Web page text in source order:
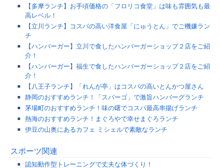
【多摩ランチ】お手頃価格の「フロリコ食堂」は味も雰囲気も最
高レベル！
【立川ランチ】コスパの高い洋食屋「にゅうとん」でご機嫌ラン
チ
【ハンバーガー】立川で食したハンバーガーショップ２店をご紹
介！
【ハンバーガー】福生で食したハンバーガーショップ２店をご紹
介！
【八王子ランチ】「れんが亭」はコスパの高いとんかつ屋さん
静岡のおすすめランチ！「スパーゴ」で激旨ハンバーグランチ
茅場町のおすすめランチ！味の曙でコスパ最高串揚げランチ
熱海のおすすめランチ！まぐろやで幸せまぐろランチ
伊豆の山奥にあるカフェ ミシェルで素敵なランチ
スポーツ関連
認知動作型トレーニングで丈夫な体づくり！